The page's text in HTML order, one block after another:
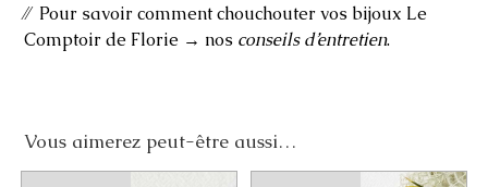
⁄⁄ Pour savoir comment chouchouter vos bijoux Le
Comptoir de Florie → nos conseils d’entretien.
Vous aimerez peut-être aussi…